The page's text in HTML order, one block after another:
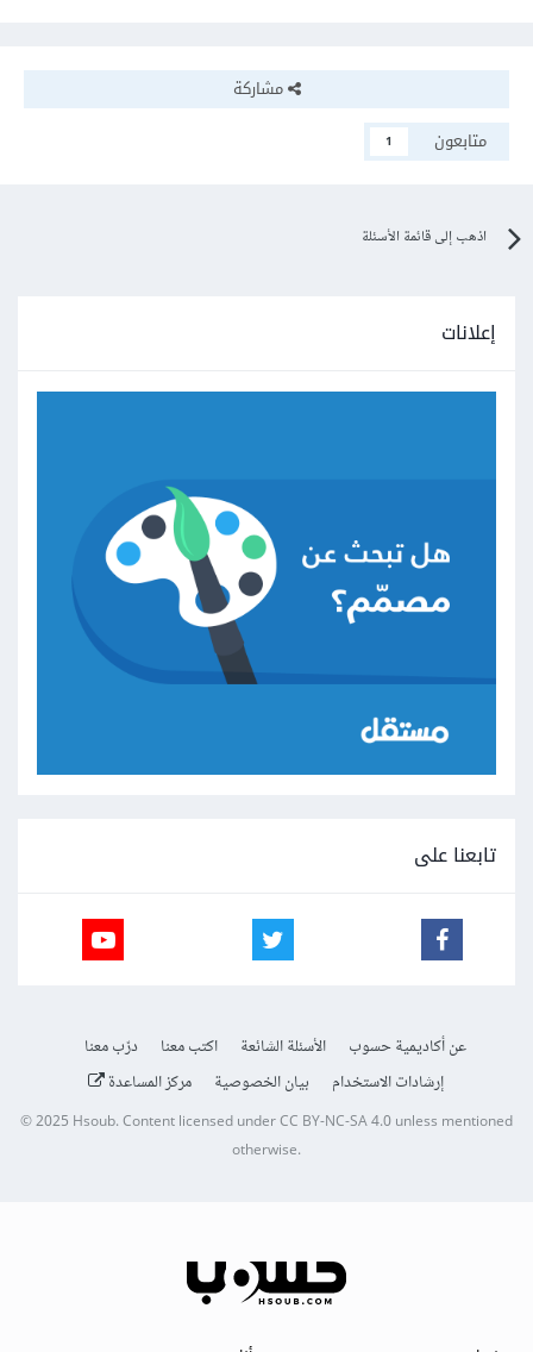
مشاركة
متابعون
1
اذهب إلى قائمة الأسئلة
إعلانات
تابعنا على
عن أكاديمية حسوب الأسئلة الشائعة اكتب معنا
درّب معنا
إرشادات الاستخدام
بيان الخصوصية مركز المساعدة
© 2025Hsoub.Content licensed underCC BY-NC-SA 4.0unless mentioned
otherwise.